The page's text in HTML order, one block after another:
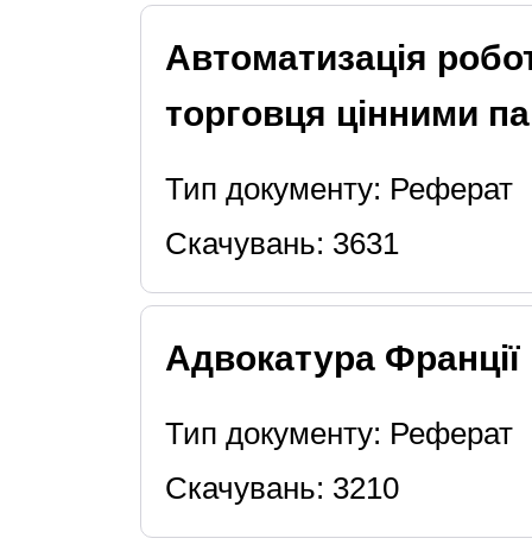
Автоматизація
торговця цінними
Тип документу: Реферат
Скачувань: 3631
Адвокатура Франції
Тип документу: Реферат
Скачувань: 3210